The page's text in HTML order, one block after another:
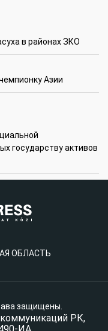
в районах ЗКО
Азии
государству активов
ОБЛАСТЬ
защищены.
РК,